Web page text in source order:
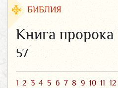
БИБЛИЯ
Книга пророка
57
1 2 3 4 5 6 7 8 9 10 11 12